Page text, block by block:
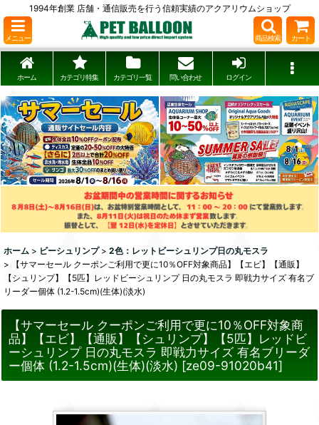
1994年創業 店舗・通信販売を行う信頼実績のアクアリウムショップ
メニュー 商品検索 カート
ホーム カテゴリ特集 カテゴリ一覧 問い合わせ ログイン
ホーム > ビーシュリンプ > 2色：レットビーシュリンプ日の丸モスラ
>
【サマーセール クーポンご利用で更に10％OFF対象商品】【エビ】【通販】
【シュリンプ】【5匹】レッドビーシュリンプ 日の丸モスラ 即戦力サイズ 有名ブ
リーダー個体 (1.2-1.5cm)(生体)(淡水)
【サマーセール クーポンご利用で更に10％OFF対象商
品】【エビ】【通販】【シュリンプ】【5匹】レッドビ
ーシュリンプ 日の丸モスラ 即戦力サイズ 有名ブリーダ
ー個体 (1.2-1.5cm)(生体)(淡水) [ze09-91020b41]